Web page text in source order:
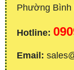
Phường Bình
Hotline:
Email: